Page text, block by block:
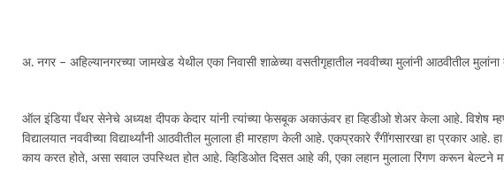
अ. नगर – अहिल्यानगरच्या जामखेड येथील एका निवासी शाळेच्या वसतीगृहातील नववीच्या मुलांनी आठवीतील
ऑल इंडिया पँथर सेनेचे अध्यक्ष दीपक केदार यांनी त्यांच्या फेसबूक अकाऊंवर हा व्हिडीओ शेअर केला आहे. विशेष
विद्यालयात नववीच्या विद्यार्थ्यांनी आठवीतील मुलाला ही मारहाण केली आहे. एकप्रकारे रँगींगसारखा हा प्रकार
काय करत होते, असा सवाल उपस्थित होत आहे. व्हिडिओत दिसत आहे की, एका लहान मुलाला रिंगण करून बेल्टने